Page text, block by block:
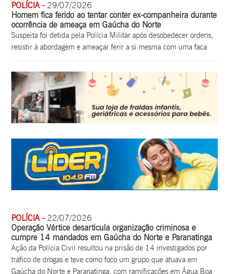
POLÍCIA -29/07/2026
Homem fica ferido ao tentar conter ex-companheira durante
ocorrência de ameaça em Gaúcha do Norte
Suspeita foi detida pela Polícia Militar após desobedecer ordens,
resistir à abordagem e ameaçar ferir a si mesma com uma faca
POLÍCIA -22/07/2026
Operação Vértice desarticula organização criminosa e
cumpre 14 mandados em Gaúcha do Norte e Paranatinga
Ação da Polícia Civil resultou na prisão de 14 investigados por
tráfico de drogas e teve como foco um grupo que atuava em
Gaúcha do Norte e Paranatinga, com ramificações em Água Boa